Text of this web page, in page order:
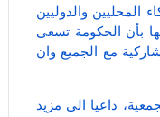
المحليين والدوليين
بأن الحكومة تسعى
مع الجميع وان
داعيا الى مزيد